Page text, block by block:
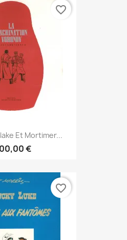
Et Mortimer...
€
favorite_border
favorite_border